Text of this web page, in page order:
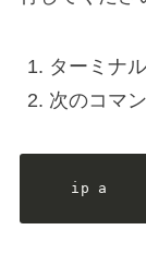
ターミナ
次のコマ
ip a